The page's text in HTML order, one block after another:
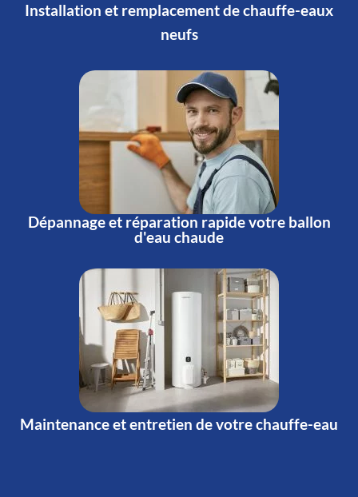
Installation et remplacement de chauffe-eaux
neufs
Dépannage et réparation rapide votre ballon
d'eau chaude
Maintenance et entretien de votre chauffe-eau